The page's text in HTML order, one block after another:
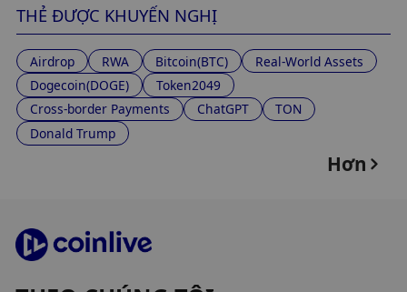
THẺ ĐƯỢC KHUYẾN NGHỊ
Airdrop RWA Bitcoin(BTC)
Real-World Assets
Dogecoin(DOGE)
Token2049
Cross-border Payments
ChatGPT
TON
Donald Trump
Hơn